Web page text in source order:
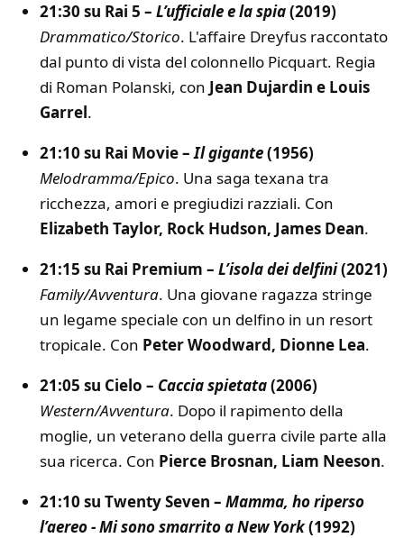
21:30 su Rai 5 – L’ufficiale e la spia(2019)
Drammatico/Storico. L'affaire Dreyfus raccontato
dal punto di vista del colonnello Picquart. Regia
di Roman Polanski, con Jean Dujardin e Louis
Garrel.
21:10 su Rai Movie –Il gigante(1956)
Melodramma/Epico. Una saga texana tra
ricchezza, amori e pregiudizi razziali. Con
Elizabeth Taylor, Rock Hudson, James Dean.
21:15 su Rai Premium – L’isola dei delfini(2021)
Family/Avventura. Una giovane ragazza stringe
un legame speciale con un delfino in un resort
tropicale. Con Peter Woodward, Dionne Lea.
21:05 su Cielo – Caccia spietata(2006)
Western/Avventura. Dopo il rapimento della
moglie, un veterano della guerra civile parte alla
sua ricerca. Con Pierce Brosnan, Liam Neeson.
21:10 su Twenty Seven – Mamma, ho riperso
l’aereo - Mi sono smarrito a New York(1992)